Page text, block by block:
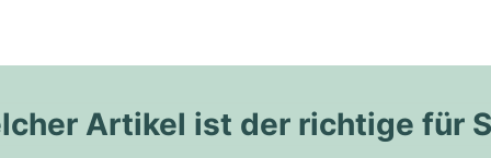
Artikel ist der richtige für